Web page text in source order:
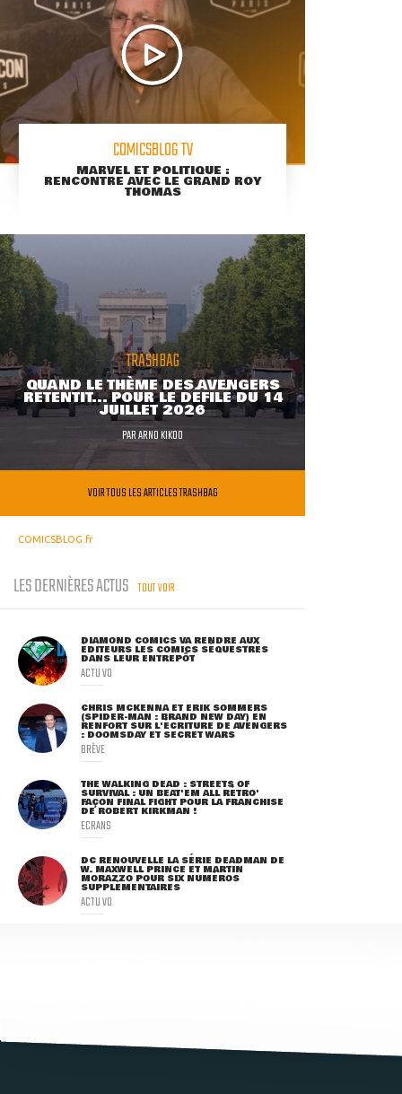
COMICSBLOG TV
MARVEL ET POLITIQUE :
RENCONTRE AVEC LE GRAND ROY
THOMAS
TRASHBAG
QUAND LE THÈME DES AVENGERS
RETENTIT... POUR LE DÉFILÉ DU 14
JUILLET 2026
PARARNO KIKOO
VOIR TOUS LES ARTICLES TRASHBAG
COMICSBLOG.fr
LES DERNIÈRES ACTUS TOUT VOIR
DIAMOND COMICS VA RENDRE AUX
ÉDITEURS LES COMICS SÉQUESTRÉS
DANS LEUR ENTREPÔT
ACTU VO
CHRIS MCKENNA ET ERIK SOMMERS
(SPIDER-MAN : BRAND NEW DAY) EN
RENFORT SUR L'ÉCRITURE DE AVENGERS
: DOOMSDAY ET SECRET WARS
BRÈVE
THE WALKING DEAD : STREETS OF
SURVIVAL : UN BEAT'EM ALL RÉTRO'
FAÇON FINAL FIGHT POUR LA FRANCHISE
DE ROBERT KIRKMAN !
ECRANS
DC RENOUVELLE LA SÉRIE DEADMAN DE
W. MAXWELL PRINCE ET MARTIN
MORAZZO POUR SIX NUMÉROS
SUPPLÉMENTAIRES
ACTU VO